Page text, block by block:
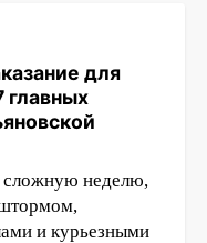
для
главных
сложную неделю,
и курьезными